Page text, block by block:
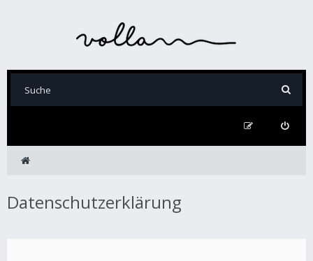
Datenschutzerklärung